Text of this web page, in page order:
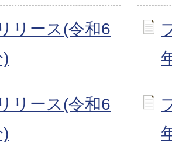
リース(令和6
リース(令和6